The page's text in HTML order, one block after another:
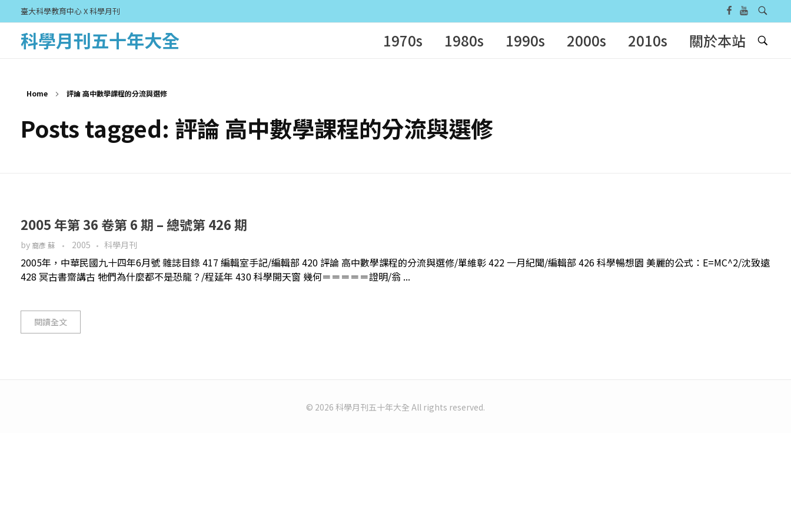
臺大科學教育中心 X 科學月刊
科學月刊五十年大全 1970s 1980s 1990s 2000s 2010s 關於本站
Home 評論 高中數學課程的分流與選修
Posts tagged: 評論 高中數學課程的分流與選修
2005 年第 36 卷第 6 期 – 總號第 426 期
by 裔彥 蘇 2005 科學月刊
2005年，中華民國九十四年6月號 雜誌目錄 417 編輯室手記/編輯部 420 評論 高中數學課程的分流與選修/單維彰 422 一月紀聞/編輯部 426 科學暢想園 美麗的公式：E=MC^2/沈致遠
428 冥古書齋講古 牠們為什麼都不是恐龍？/程延年 430 科學開天窗 幾何＝＝＝＝＝證明/翁 ...
閱讀全文
© 2026 科學月刊五十年大全 All rights reserved.